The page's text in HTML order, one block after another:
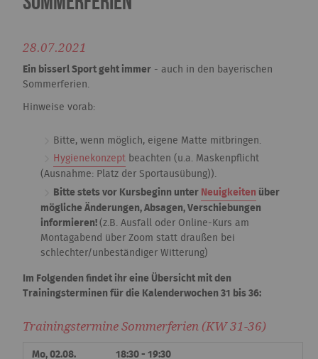
28.07.2021
Ein bisserl Sport geht immer - auch in den bayerischen
Sommerferien.
Hinweise vorab:
Bitte, wenn möglich, eigene Matte mitbringen.
Hygienekonzept beachten (u.a. Maskenpflicht
(Ausnahme: Platz der Sportausübung)).
Bitte stets vor Kursbeginn unter Neuigkeiten über
mögliche Änderungen, Absagen, Verschiebungen
informieren!(z.B. Ausfall oder Online-Kurs am
Montagabend über Zoom statt draußen bei
schlechter/unbeständiger Witterung)
Im Folgenden findet ihr eine Übersicht mit den
Trainingsterminen für die Kalenderwochen 31 bis 36:
Trainingstermine Sommerferien (KW 31-36)
Mo, 02.08.
18:30 - 19:30